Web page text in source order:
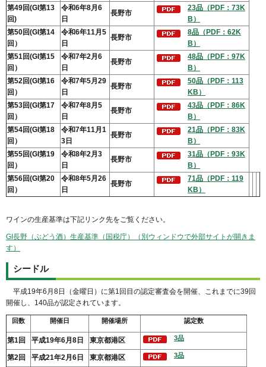
第49回(GI第13
回)
令和6年8月6
日
長野市
23品（PDF：73K
B）
第50回(GI第14
回）
令和6年11月5
日
長野市
8品（PDF：62K
B）
第51回(GI第15
回）
令和7年2月6
日
長野市
48品（PDF：97K
B）
第52回(GI第16
回）
令和7年5月29
日
長野市
50品（PDF：113
KB）
第53回(GI第17
回）
令和7年8月5
日
長野市
43品（PDF：86K
B）
第54回(GI第18
回）
令和7年11月1
3日
長野市
21品（PDF：83K
B）
第55回(GI第19
回）
令和8年2月3
日
長野市
31品（PDF：93K
B）
第56回(GI第20
回）
令和8年5月26
日
長野市
71品（PDF：119
KB）
ワインの生産基準は下記リンク先をご覧ください。
GI長野（ぶどう酒）生産基準（国税庁）（別ウィンドウで外部サイトが開きま
す）
シードル
平成19年6月8日（金曜日）に第1回目の認定審査会を開催、これまでに39回
開催し、140品が認定されています。
回数 開催日 開催場所 認定数
第1回 平成19年6月8日 東京都港区 3品
第2回 平成21年2月6日 東京都港区 3品